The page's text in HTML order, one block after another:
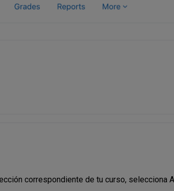
correspondiente de tu curso, selecciona